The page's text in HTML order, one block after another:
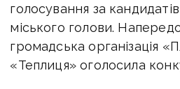
голосування за
міського голови.
громадська організація
«Теплиця» оголосила